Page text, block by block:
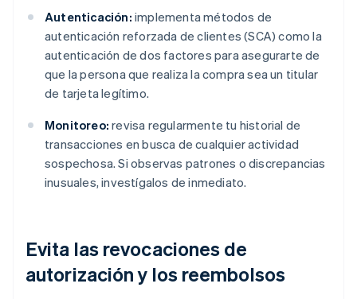
Autenticación: implementa métodos de
autenticación reforzada de clientes (SCA) como la
autenticación de dos factores para asegurarte de
que la persona que realiza la compra sea un titular
de tarjeta legítimo.
Monitoreo: revisa regularmente tu historial de
transacciones en busca de cualquier actividad
sospechosa. Si observas patrones o discrepancias
inusuales, investígalos de inmediato.
Evita las revocaciones de
autorización y los reembolsos